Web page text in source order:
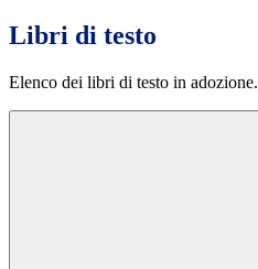
Libri di testo
Elenco dei libri di testo in adozione.